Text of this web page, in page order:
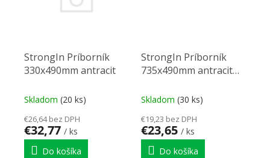
StrongIn Príborník
330x490mm antracit
Skladom (20 ks)
€26,64 bez DPH
€32,77 / ks
Do košíka
StrongIn Príborník
735x490mm antracit
Skladom (30 ks)
€19,23 bez DPH
€23,65 / ks
Do košíka